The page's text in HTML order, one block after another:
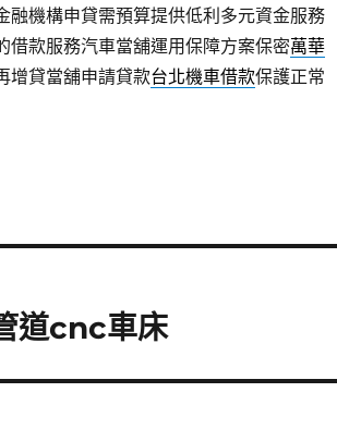
融機構申貸需預算提供低利多元資金服務
借款服務汽車當舖運用保障方案保密萬華
增貸當舖申請貸款台北機車借款保護正常
道cnc車床